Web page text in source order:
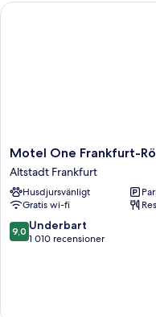
Motel
One
Frankfurt-
Römer
Altstadt
Frankfurt
Motel One Frankfurt-
Altstadt Frankfurt
Husdjursvänligt
Gratis wi-fi
9.0
av
9,0 Underbart
1 010 recensioner
Motel One Frankfurt-Römer